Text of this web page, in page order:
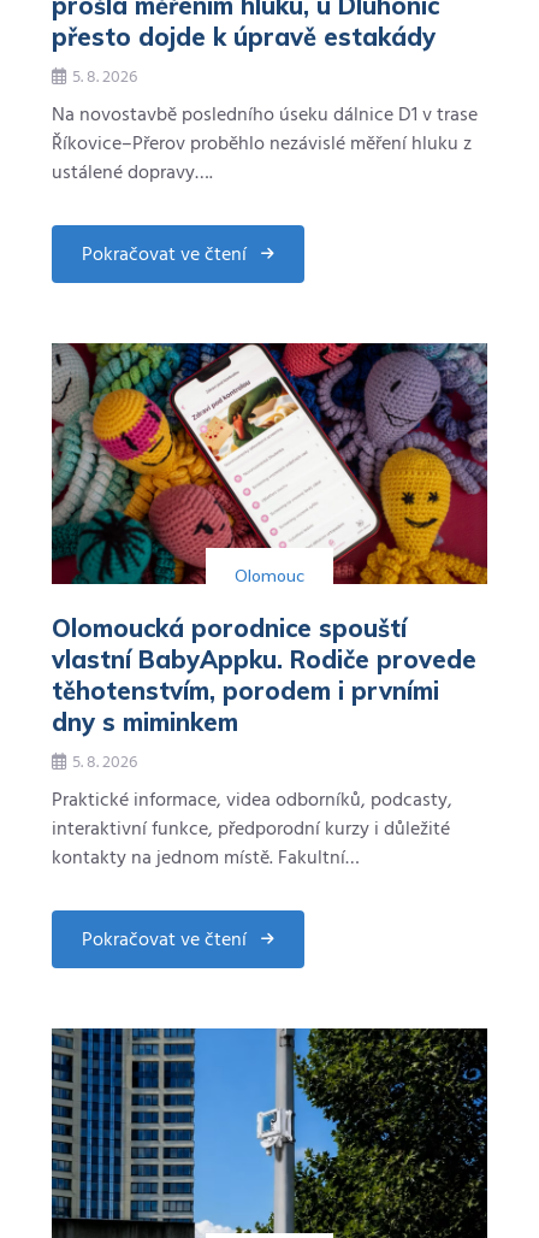
přesto dojde k úpravě estakády
5. 8. 2026
Na novostavbě posledního úseku dálnice D1 v trase
Říkovice–Přerov proběhlo nezávislé měření hluku z
ustálené dopravy….
Pokračovat ve čtení
about
Dálnice
Přerova
úspěšně
prošla
měřením
hluku,
u
Dluhonic
přesto
dojde
k
úpravě
estakády
Olomouc
Olomoucká porodnice spouští
vlastní BabyAppku. Rodiče provede
těhotenstvím, porodem i prvními
dny s miminkem
5. 8. 2026
Praktické informace, videa odborníků, podcasty,
interaktivní funkce, předporodní kurzy i důležité
kontakty na jednom místě. Fakultní…
Pokračovat ve čtení
about
Olomoucká
vlastní
BabyAppku.
Rodiče
provede
těhotenstvím,
porodem
i
prvními
dny
s
miminkem